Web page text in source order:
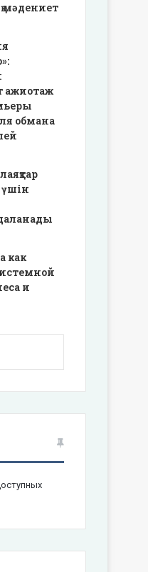
мәдениет
ажиотаж
обмана
как
и